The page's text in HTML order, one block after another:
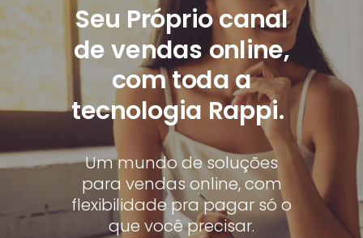
Um mundo de soluções
para vendas online, com
flexibilidade pra pagar só o
que você precisar.
Seu Próprio canal
de vendas online,
com toda a
tecnologia Rappi.